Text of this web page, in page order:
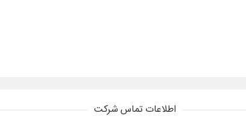
اطلاعات تماس شرکت